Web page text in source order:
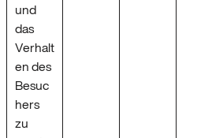
und
das
Verhalt
en des
Besuc
hers
zu